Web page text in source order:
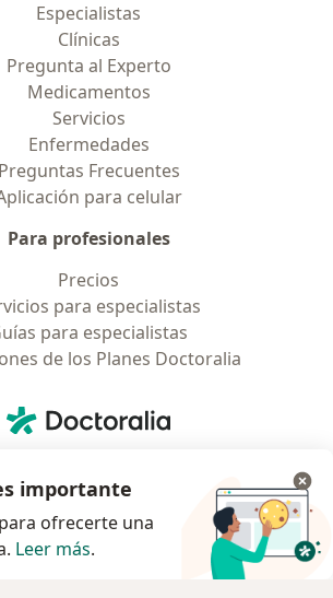
Especialistas
Clínicas
Pregunta al Experto
Medicamentos
Servicios
Enfermedades
Preguntas Frecuentes
para celular
Para profesionales
Precios
para especialistas
para especialistas
de los Planes Doctoralia
Doctoralia - Página de inicio
Pla 2 - Building B2, floor 13
08019 Barcelona, Spain
importante
ofrecerte una
Leer más.